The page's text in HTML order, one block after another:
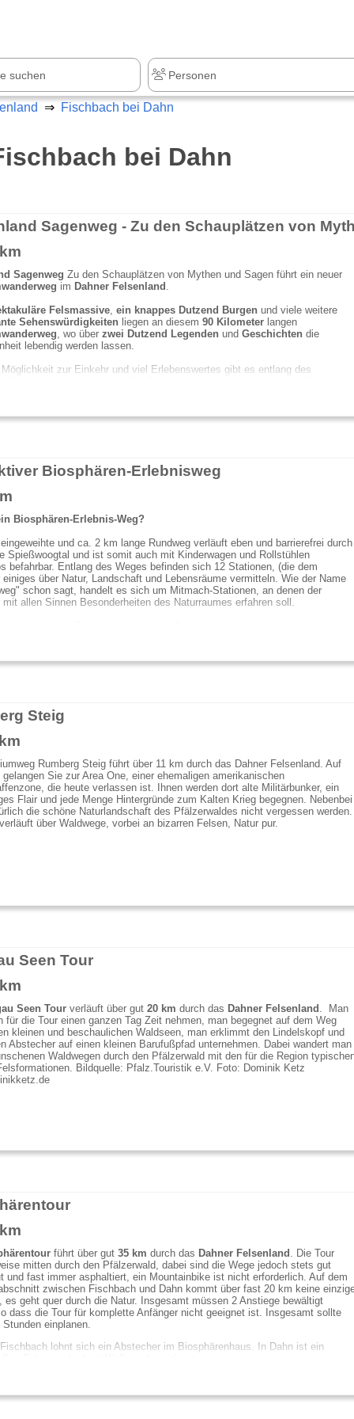
Fischbach bei Dahn
bei Dahn
Sagenweg Zu den Schauplätzen von Mythen und Sagen führt ein neuer
im Dahner Felsenland .
Felsmassive, ein knappes Dutzend Burgen und viele weitere
Sehenswürdigkeiten liegen an diesem 90 Kilometerlangen
, wo über zwei Dutzend Legenden und Geschichten die
lebendig werden lassen.
zur Einkehr und viel Erlebenswertes gibt es entlang des
Sturzes unversehrt am Fuß des Felsens gelandet.
sagenhaft auf dieser Wanderung dieElwetrtitsche
dem Wanderer zum Greifen nah im Kurpark von Dahn. Ein Geheimnis
Art hütet der
Biosphären-Erlebnisweg
Biosphären-Erlebnis-Weg?
und ca. 2 km lange Rundweg verläuft eben und barrierefrei durch
Spießwoogtal und ist somit auch mit Kinderwagen und Rollstühlen
befahrbar. Entlang des Weges befinden sich 12 Stationen, (die dem
einiges über Natur, Landschaft und Lebensräume vermitteln. Wie der Name
schon sagt, handelt es sich um Mitmach-Stationen, an denen der
mit allen Sinnen Besonderheiten des Naturraumes erfahren soll.
Fische weiß oder bei den Fischmodellen auf dem Wassersteg gut
hat, der hat sicher keine Probleme beim Fischquiz am Klosterweiher.
Laufen heiße Füße bekommen hat, der kann sie in der Kneippanlage
Tiere spielen eine große Rolle auf dem Erlebnisweg. Ob man die
mit den Augen einer Biene oder eines Greifvogels betrachten oder den
Wildtiere folg ...
Steig
Rumberg Steig führt über 11 km durch das Dahner Felsenland. Auf
gelangen Sie zur Area One, einer ehemaligen amerikanischen
die heute verlassen ist. Ihnen werden dort alte Militärbunker, ein
Flair und jede Menge Hintergründe zum Kalten Krieg begegnen. Nebenbei
die schöne Naturlandschaft des Pfälzerwaldes nicht vergessen werden.
über Waldwege, vorbei an bizarren Felsen, Natur pur.
Seen Tour
Seen Tourverläuft über gut 20 km durch das Dahner Felsenland . Man
für die Tour einen ganzen Tag Zeit nehmen, man begegnet auf dem Weg
kleinen und beschaulichen Waldseen, man erklimmt den Lindelskopf und
Abstecher auf einen kleinen Barufußpfad unternehmen. Dabei wandert man
Waldwegen durch den Pfälzerwald mit den für die Region
Bildquelle: Pfalz.Touristik e.V. Foto: Dominik Ketz
führt über gut 35 km durch das Dahner Felsenland . Die Tour
mitten durch den Pfälzerwald, dabei sind die Wege jedoch stets gut
und fast immer asphaltiert, ein Mountainbike ist nicht erforderlich. Auf dem
zwischen Fischbach und Dahn kommt über fast 20 km keine
es geht quer durch die Natur. Insgesamt müssen 2 Anstiege bewältigt
dass die Tour für komplette Anfänger nicht geeignet ist. Insgesamt sollte
Stunden einplanen.
lohnt sich ein Abstecher im Biosphärenhaus. In Dahn ist ein